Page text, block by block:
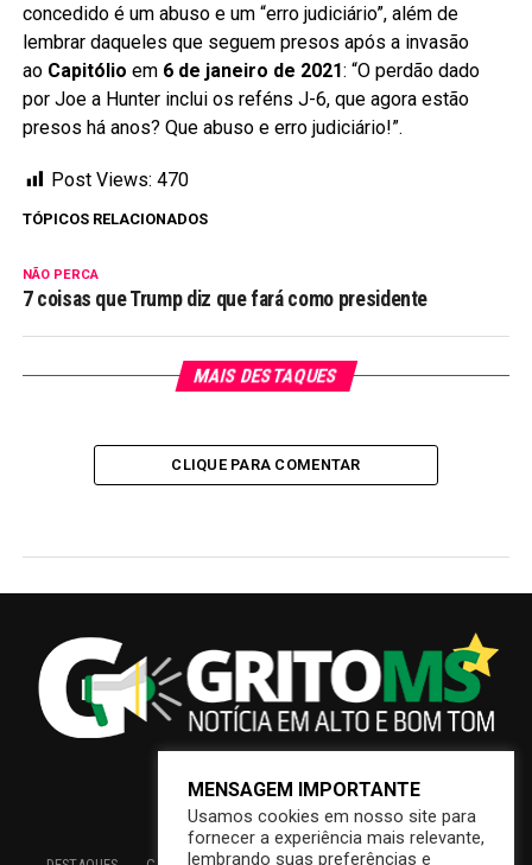
concedido é um abuso e um “erro judiciário”, além de
lembrar daqueles que seguem presos após a invasão
ao Capitólio em 6 de janeiro de 2021: “O perdão dado
por Joe a Hunter inclui os reféns J-6, que agora estão
presos há anos? Que abuso e erro judiciário!”.
Post Views: 470
TÓPICOS RELACIONADOS
NÃO PERCA
7 coisas que Trump diz que fará como presidente
MAIS DESTAQUES
CLIQUE PARA COMENTAR
MENSAGEM IMPORTANTE
Usamos cookies em nosso site para
fornecer a experiência mais relevante,
lembrando suas preferências e